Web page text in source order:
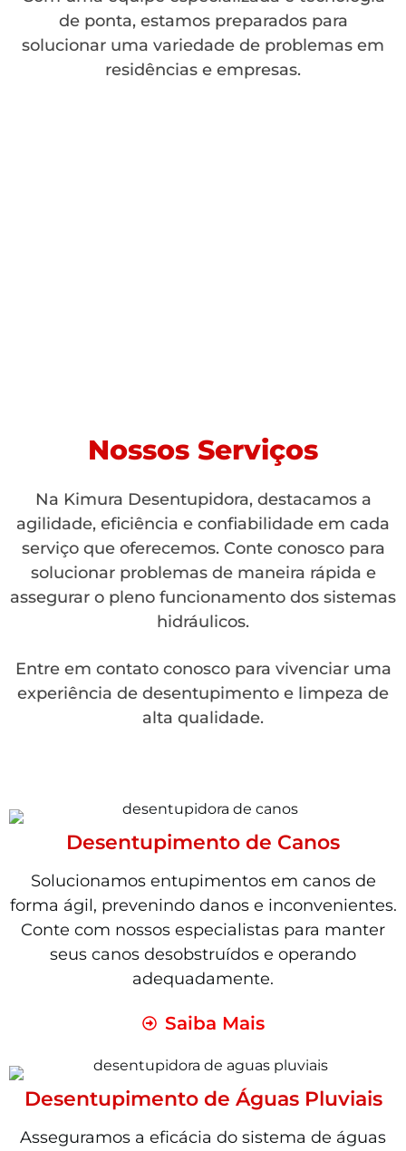
de ponta, estamos preparados para
solucionar uma variedade de problemas em
residências e empresas.
Nossos Serviços
Na Kimura Desentupidora, destacamos a
agilidade, eficiência e confiabilidade em cada
serviço que oferecemos. Conte conosco para
solucionar problemas de maneira rápida e
assegurar o pleno funcionamento dos sistemas
hidráulicos.
Entre em contato conosco para vivenciar uma
experiência de desentupimento e limpeza de
alta qualidade.
Desentupimento de Canos
Solucionamos entupimentos em canos de
forma ágil, prevenindo danos e inconvenientes.
Conte com nossos especialistas para manter
seus canos desobstruídos e operando
adequadamente.
Saiba Mais
Desentupimento de Águas Pluviais
Asseguramos a eficácia do sistema de águas